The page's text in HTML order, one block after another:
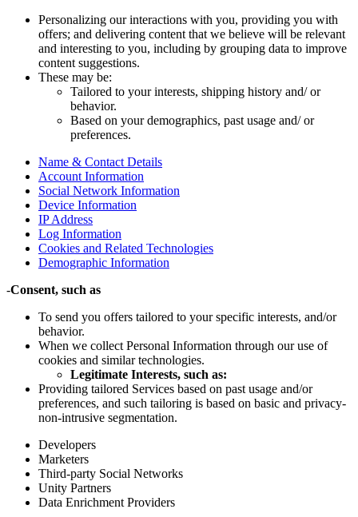
Personalizing our interactions with you, providing you with
offers; and delivering content that we believe will be relevant
and interesting to you, including by grouping data to improve
content suggestions.
These may be:
Tailored to your interests, shipping history and/ or
behavior.
Based on your demographics, past usage and/ or
preferences.
Name & Contact Details
Account Information
Social Network Information
Device Information
IP Address
Log Information
Cookies and Related Technologies
Demographic Information
-Consent, such as
To send you offers tailored to your specific interests, and/or
behavior.
When we collect Personal Information through our use of
cookies and similar technologies.
Legitimate Interests, such as:
Providing tailored Services based on past usage and/or
preferences, and such tailoring is based on basic and privacy-
non-intrusive segmentation.
Developers
Marketers
Third-party Social Networks
Unity Partners
Data Enrichment Providers